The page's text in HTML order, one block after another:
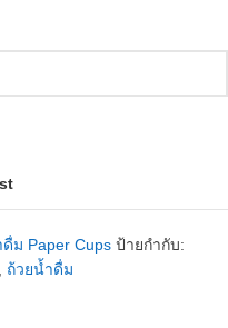
ม Paper Cups ป้ายกำกับ:
ถ้วยน้ำดื่ม